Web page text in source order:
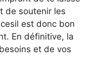
de soutenir les
est donc bon
En définitive, la
et de vos